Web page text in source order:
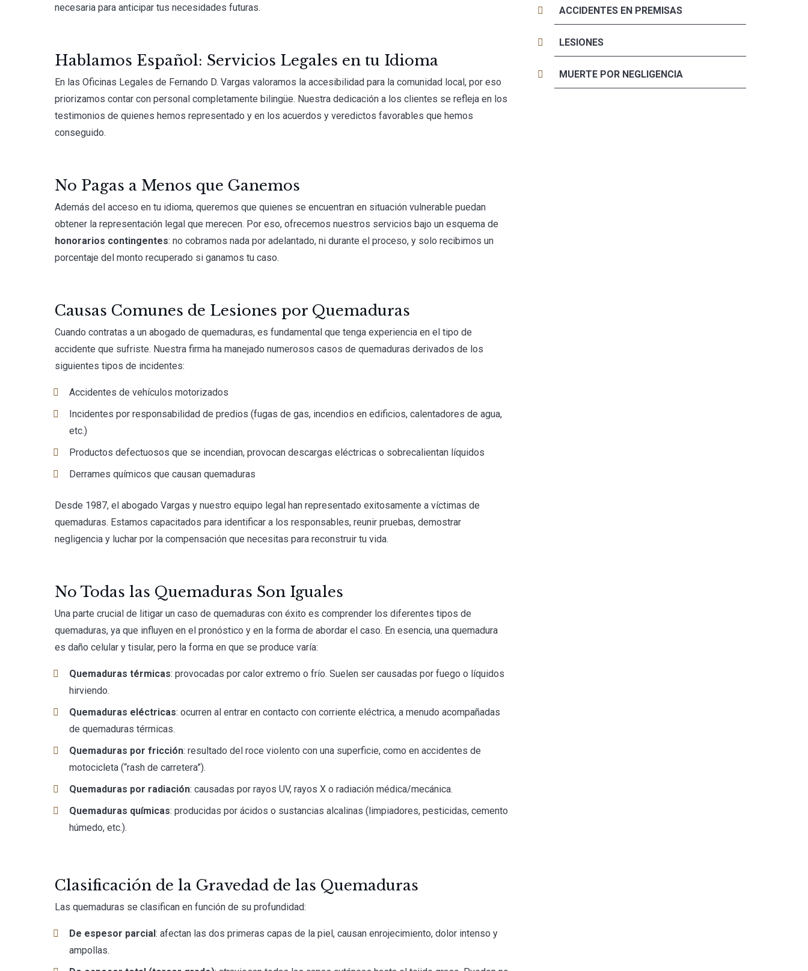
necesaria para anticipar tus necesidades futuras.
Hablamos Español: Servicios Legales en tu Idioma
En las Oficinas Legales de Fernando D. Vargas valoramos la accesibilidad para la comunidad local, por eso
priorizamos contar con personal completamente bilingüe. Nuestra dedicación a los clientes se refleja en los
testimonios de quienes hemos representado y en los acuerdos y veredictos favorables que hemos
conseguido.
No Pagas a Menos que Ganemos
Además del acceso en tu idioma, queremos que quienes se encuentran en situación vulnerable puedan
obtener la representación legal que merecen. Por eso, ofrecemos nuestros servicios bajo un esquema de
honorarios contingentes: no cobramos nada por adelantado, ni durante el proceso, y solo recibimos un
porcentaje del monto recuperado si ganamos tu caso.
Causas Comunes de Lesiones por Quemaduras
Cuando contratas a un abogado de quemaduras, es fundamental que tenga experiencia en el tipo de
accidente que sufriste. Nuestra firma ha manejado numerosos casos de quemaduras derivados de los
siguientes tipos de incidentes:
Accidentes de vehículos motorizados
Incidentes por responsabilidad de predios (fugas de gas, incendios en edificios, calentadores de agua,
etc.)
Productos defectuosos que se incendian, provocan descargas eléctricas o sobrecalientan líquidos
Derrames químicos que causan quemaduras
Desde 1987, el abogado Vargas y nuestro equipo legal han representado exitosamente a víctimas de
quemaduras. Estamos capacitados para identificar a los responsables, reunir pruebas, demostrar
negligencia y luchar por la compensación que necesitas para reconstruir tu vida.
No Todas las Quemaduras Son Iguales
Una parte crucial de litigar un caso de quemaduras con éxito es comprender los diferentes tipos de
quemaduras, ya que influyen en el pronóstico y en la forma de abordar el caso. En esencia, una quemadura
es daño celular y tisular, pero la forma en que se produce varía:
Quemaduras térmicas: provocadas por calor extremo o frío. Suelen ser causadas por fuego o líquidos
hirviendo.
Quemaduras eléctricas: ocurren al entrar en contacto con corriente eléctrica, a menudo acompañadas
de quemaduras térmicas.
Quemaduras por fricción: resultado del roce violento con una superficie, como en accidentes de
motocicleta (“rash de carretera”).
Quemaduras por radiación: causadas por rayos UV, rayos X o radiación médica/mecánica.
Quemaduras químicas: producidas por ácidos o sustancias alcalinas (limpiadores, pesticidas, cemento
húmedo, etc.).
Clasificación de la Gravedad de las Quemaduras
Las quemaduras se clasifican en función de su profundidad:
De espesor parcial: afectan las dos primeras capas de la piel, causan enrojecimiento, dolor intenso y
ampollas.
ACCIDENTES EN PREMISAS
LESIONES
MUERTE POR NEGLIGENCIA